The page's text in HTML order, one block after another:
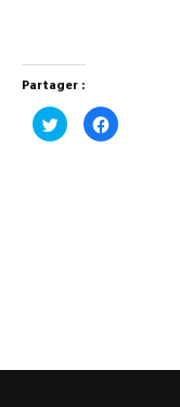
Partager :
Cliquez
pour
partager
Cliquez
pour